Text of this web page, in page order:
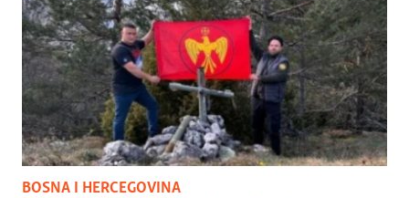
BOSNA I HERCEGOVINA